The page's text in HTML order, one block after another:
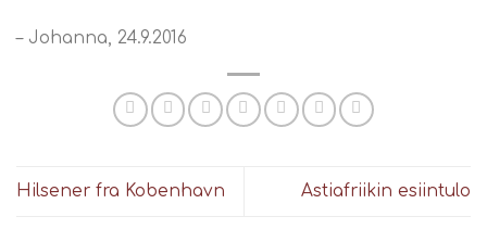
– Johanna, 24.9.2016
Hilsener fra Kobenhavn Astiafriikin esiintulo